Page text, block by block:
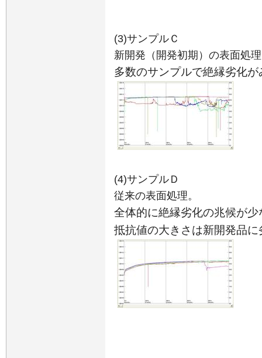
(3)サンプルＣ
新開発（開発初期）の表面処
多数のサンプルで絶縁劣化が
(4)サンプルＤ
従来の表面処理。
全体的に絶縁劣化の兆候が
抵抗値の大きさは新開発品に